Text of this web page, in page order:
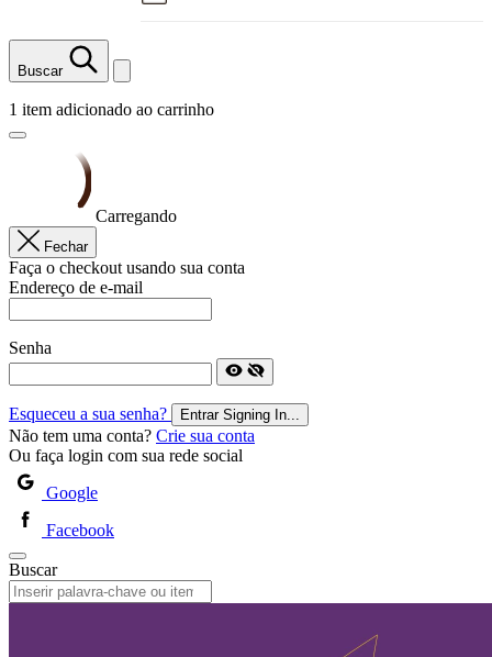
Buscar
1 item adicionado ao carrinho
Carregando
Fechar
Faça o checkout usando sua conta
Endereço de e-mail
Senha
Esqueceu a sua senha? Entrar Signing In...
Não tem uma conta? Crie sua conta
Ou faça login com sua rede social
Google
Facebook
Buscar